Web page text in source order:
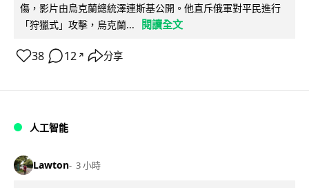
傷，影片由烏克蘭總統澤連斯基公開。他直斥俄軍對平民進行
「狩獵式」攻擊，烏克蘭...
閱讀全文
38 12 ↗ 分享
人工智能
Lawton 3 小時